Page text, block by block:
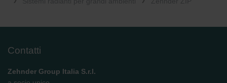
Contatti
Zehnder Group Italia S.r.l.